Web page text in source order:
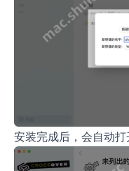
安装完成后，会自动